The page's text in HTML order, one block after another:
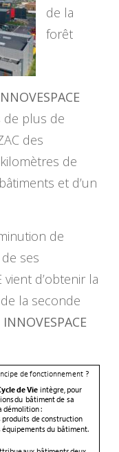
de la
forêt
de plus de
des
de
et d’un
de
ses
vient d’obtenir la
la seconde
INNOVESPACE